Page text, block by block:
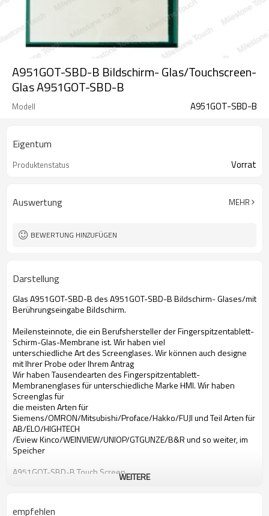
A951GOT-SBD-B Bildschirm- Glas/Touchscreen-
Glas A951GOT-SBD-B
Modell A951GOT-SBD-B
Eigentum
Produktenstatus Vorrat
Auswertung MEHR
BEWERTUNG HINZUFÜGEN
Darstellung
Glas A951GOT-SBD-B des A951GOT-SBD-B Bildschirm- Glases/mit
Berührungseingabe Bildschirm.
Meilensteinnote, die ein Berufshersteller der Fingerspitzentablett-
Schirm-Glas-Membrane ist. Wir haben viel
unterschiedliche Art des Screenglases. Wir können auch designe
mit Ihrer Probe oder Ihrem Antrag
Wir haben Tausendearten des Fingerspitzentablett-
Membranenglases für unterschiedliche Marke HMI. Wir haben
Screenglas für
die meisten Arten für
Siemens/OMRON/Mitsubishi/Proface/Hakko/FUJI und Teil Arten für
AB/ELO/HIGHTECH
/Eview Kinco/WEINVIEW/UNIOP/GTGUNZE/B&R und so weiter, im
Speicher
A951GOT-SBD-B Touch Screen
Touch Screen Mitsubishi-A951GOT-SBD-B
WEITERE
empfehlen